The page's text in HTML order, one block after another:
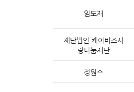
임도재
재단법인 케이비즈사
랑나눔재단
정원수